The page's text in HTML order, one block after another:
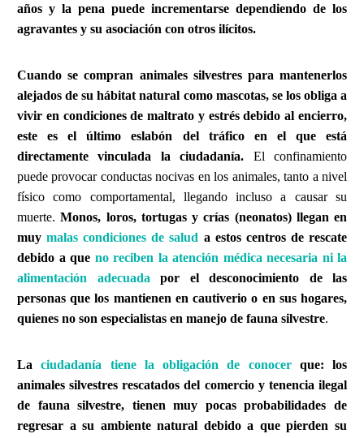
años y la pena puede incrementarse dependiendo de los
agravantes y su asociación con otros ilícitos.
Cuando se compran animales silvestres para mantenerlos
alejados de su hábitat natural como mascotas, se los obliga a
vivir en condiciones de maltrato y estrés debido al encierro,
este es el último eslabón del tráfico en el que está
directamente vinculada la ciudadanía. El confinamiento
puede provocar conductas nocivas en los animales, tanto a nivel
físico como comportamental, llegando incluso a causar su
muerte.Monos, loros, tortugas y crías (neonatos) llegan en
muymalas condiciones de salud a estos centros de rescate
debido a que no reciben la atención médica necesaria ni la
alimentación adecuada por el desconocimiento de las
personas que los mantienen en cautiverio o en sus hogares,
quienes no son especialistas en manejo de fauna silvestre.
Laciudadanía tiene la obligación de conocerque: los
animales silvestres rescatados del comercio y tenencia ilegal
de fauna silvestre, tienen muy pocas probabilidades de
regresar a su ambiente natural debido a que pierden su